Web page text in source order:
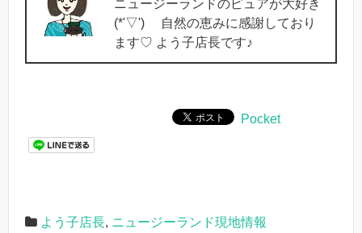
ニュージーランドのピュアが大好き
(*'▽') 自然の恵みに感謝しており
ます♡ よう子店長です♪
Pocket
よう子店長, ニュージーランド現地情報